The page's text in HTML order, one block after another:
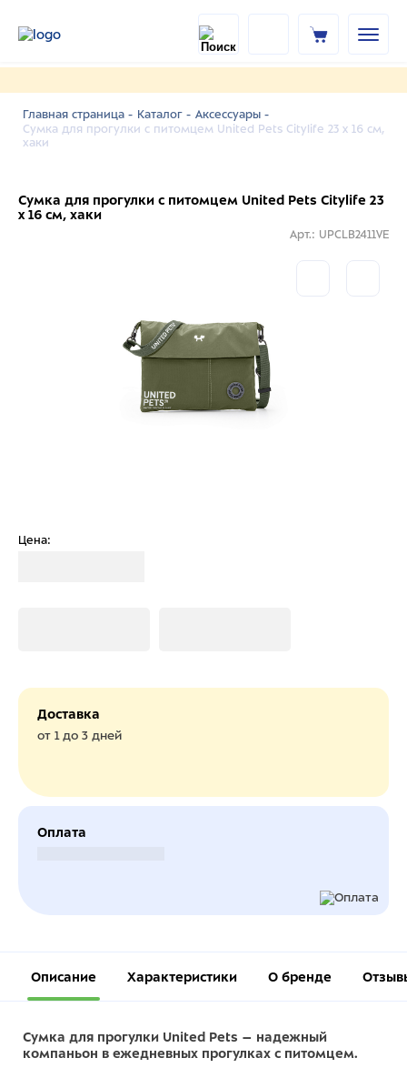
Главная страница - Каталог - Аксессуары -
Сумка для прогулки с питомцем United Pets Citylife 23 x 16 см,
хаки
Сумка для прогулки с питомцем United Pets Citylife 23
x 16 см, хаки
Арт.: UPCLB2411VE
Цена:
Доставка
от 1 до 3 дней
Оплата
Описание Характеристики О бренде
Сумка для прогулки United Pets – надежный
компаньон в ежедневных прогулках с питомцем.